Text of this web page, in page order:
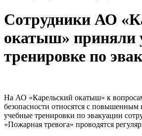
Сотрудники АО
окатыш» приняли
тренировке по
На АО «Карельский окатыш» к
безопасности относятся с
учебные тренировки по эвакуации
«Пожарная тревога» проводятся